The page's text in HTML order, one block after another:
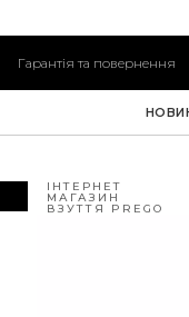
Гарантія та повернення
ІНТЕРНЕТ
МАГАЗИН
ВЗУТТЯ PREGO